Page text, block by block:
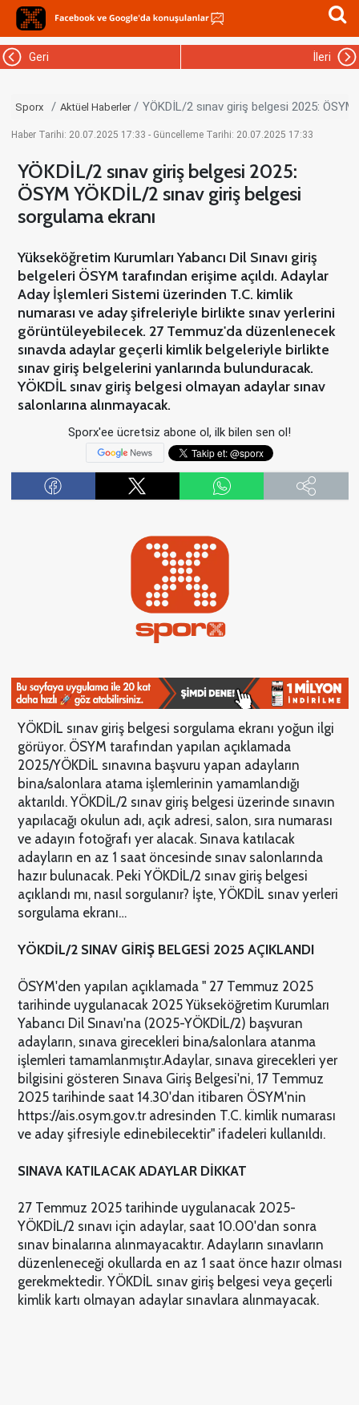
Geri İleri
Sporx Aktüel Haberler YÖKDİL/2 sınav giriş belgesi 2025:
Haber Tarihi: 20.07.2025 17:33 - Güncelleme Tarihi: 20.07.2025 17:33
YÖKDİL/2 sınav giriş belgesi 2025:
ÖSYM YÖKDİL/2 sınav giriş belgesi
sorgulama ekranı
Yükseköğretim Kurumları Yabancı Dil Sınavı giriş
belgeleri ÖSYM tarafından erişime açıldı. Adaylar
Aday İşlemleri Sistemi üzerinden T.C. kimlik
numarası ve aday şifreleriyle birlikte sınav yerlerini
görüntüleyebilecek. 27 Temmuz'da düzenlenecek
sınavda adaylar geçerli kimlik belgeleriyle birlikte
sınav giriş belgelerini yanlarında bulunduracak.
YÖKDİL sınav giriş belgesi olmayan adaylar sınav
salonlarına alınmayacak.
Sporx'ee ücretsiz abone ol, ilk bilen sen ol!
YÖKDİL sınav giriş belgesi sorgulama ekranı yoğun ilgi
görüyor. ÖSYM tarafından yapılan açıklamada
2025/YÖKDİL sınavına başvuru yapan adayların
bina/salonlara atama işlemlerinin yamamlandığı
aktarıldı. YÖKDİL/2 sınav giriş belgesi üzerinde sınavın
yapılacağı okulun adı, açık adresi, salon, sıra numarası
ve adayın fotoğrafı yer alacak. Sınava katılacak
adayların en az 1 saat öncesinde sınav salonlarında
hazır bulunacak. Peki YÖKDİL/2 sınav giriş belgesi
açıklandı mı, nasıl sorgulanır? İşte, YÖKDİL sınav yerleri
sorgulama ekranı…
YÖKDİL/2 SINAV GİRİŞ BELGESİ 2025 AÇIKLANDI
ÖSYM'den yapılan açıklamada " 27 Temmuz 2025
tarihinde uygulanacak 2025 Yükseköğretim Kurumları
Yabancı Dil Sınavı'na (2025-YÖKDİL/2) başvuran
adayların, sınava girecekleri bina/salonlara atanma
işlemleri tamamlanmıştır.Adaylar, sınava girecekleri yer
bilgisini gösteren Sınava Giriş Belgesi'ni, 17 Temmuz
2025 tarihinde saat 14.30'dan itibaren ÖSYM'nin
https://ais.osym.gov.tr adresinden T.C. kimlik numarası
ve aday şifresiyle edinebilecektir" ifadeleri kullanıldı.
SINAVA KATILACAK ADAYLAR DİKKAT
27 Temmuz 2025 tarihinde uygulanacak 2025-
YÖKDİL/2 sınavı için adaylar, saat 10.00'dan sonra
sınav binalarına alınmayacaktır. Adayların sınavların
düzenleneceği okullarda en az 1 saat önce hazır olması
gerekmektedir. YÖKDİL sınav giriş belgesi veya geçerli
kimlik kartı olmayan adaylar sınavlara alınmayacak.